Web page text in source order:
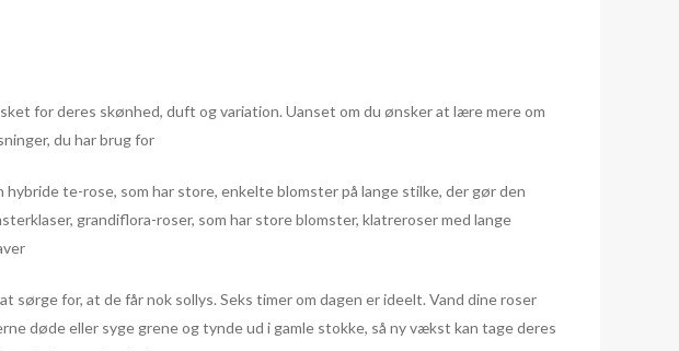
for deres skønhed, duft og variation. Uanset om du ønsker at lære mere om
du har brug for
te-rose, som har store, enkelte blomster på lange stilke, der gør den
grandiflora-roser, som har store blomster, klatreroser med lange
for, at de får nok sollys. Seks timer om dagen er ideelt. Vand dine roser
døde eller syge grene og tynde ud i gamle stokke, så ny vækst kan tage deres